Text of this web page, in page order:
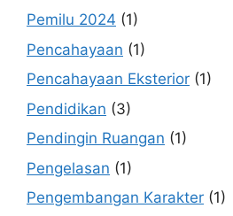
Pemilu 2024 (1)
Pencahayaan (1)
Pencahayaan Eksterior (1)
Pendidikan (3)
Pendingin Ruangan (1)
Pengelasan (1)
Pengembangan Karakter (1)